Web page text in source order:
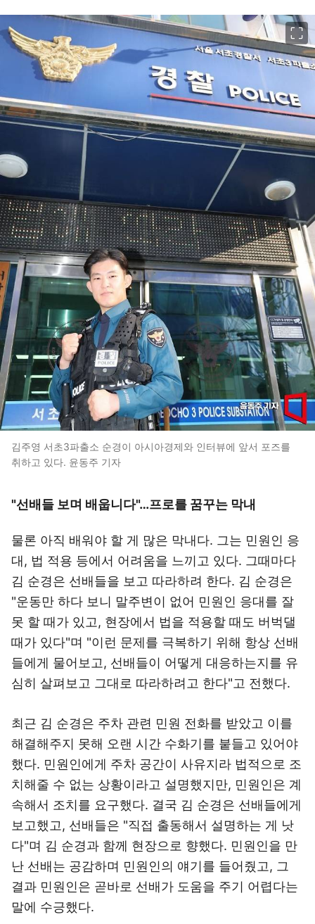
김주영 서초3파출소 순경이 아시아경제와 인터뷰에 앞서 포즈를
취하고 있다. 윤동주 기자
"선배들 보며 배웁니다"…프로를 꿈꾸는 막내
물론 아직 배워야 할 게 많은 막내다. 그는 민원인 응
대, 법 적용 등에서 어려움을 느끼고 있다. 그때마다
김 순경은 선배들을 보고 따라하려 한다. 김 순경은
"운동만 하다 보니 말주변이 없어 민원인 응대를 잘
못 할 때가 있고, 현장에서 법을 적용할 때도 버벅댈
때가 있다"며 "이런 문제를 극복하기 위해 항상 선배
들에게 물어보고, 선배들이 어떻게 대응하는지를 유
심히 살펴보고 그대로 따라하려고 한다"고 전했다.
최근 김 순경은 주차 관련 민원 전화를 받았고 이를
해결해주지 못해 오랜 시간 수화기를 붙들고 있어야
했다. 민원인에게 주차 공간이 사유지라 법적으로 조
치해줄 수 없는 상황이라고 설명했지만, 민원인은 계
속해서 조치를 요구했다. 결국 김 순경은 선배들에게
보고했고, 선배들은 "직접 출동해서 설명하는 게 낫
다"며 김 순경과 함께 현장으로 향했다. 민원인을 만
난 선배는 공감하며 민원인의 얘기를 들어줬고, 그
결과 민원인은 곧바로 선배가 도움을 주기 어렵다는
말에 수긍했다.